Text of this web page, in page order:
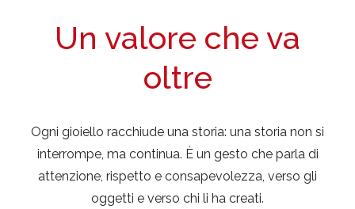
Un valore che va
oltre
Ogni gioiello racchiude una storia: una storia non si
interrompe, ma continua. È un gesto che parla di
attenzione, rispetto e consapevolezza, verso gli
oggetti e verso chi li ha creati.